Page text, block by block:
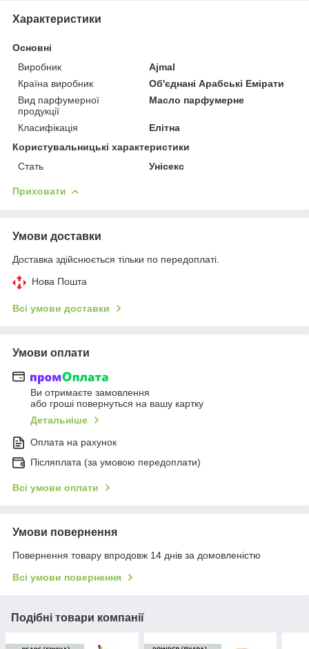
Характеристики
Основні
Виробник
Ajmal
Країна виробник
Об'єднані Арабські Емірати
Вид парфумерної
продукції
Масло парфумерне
Класифікація
Елітна
Користувальницькі характеристики
Стать
Унісекс
Приховати
Умови доставки
Доставка здійснюється тільки по передоплаті.
Нова Пошта
Всі умови доставки
Умови оплати
Ви отримаєте замовлення
або гроші повернуться на вашу картку
Детальніше
Оплата на рахунок
Післяплата (за умовою передоплати)
Всі умови оплати
Умови повернення
Повернення товару впродовж 14 днів за домовленістю
Всі умови повернення
Подібні товари компанії